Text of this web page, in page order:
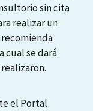
sin cita
realizar un
cual se dará
el Portal